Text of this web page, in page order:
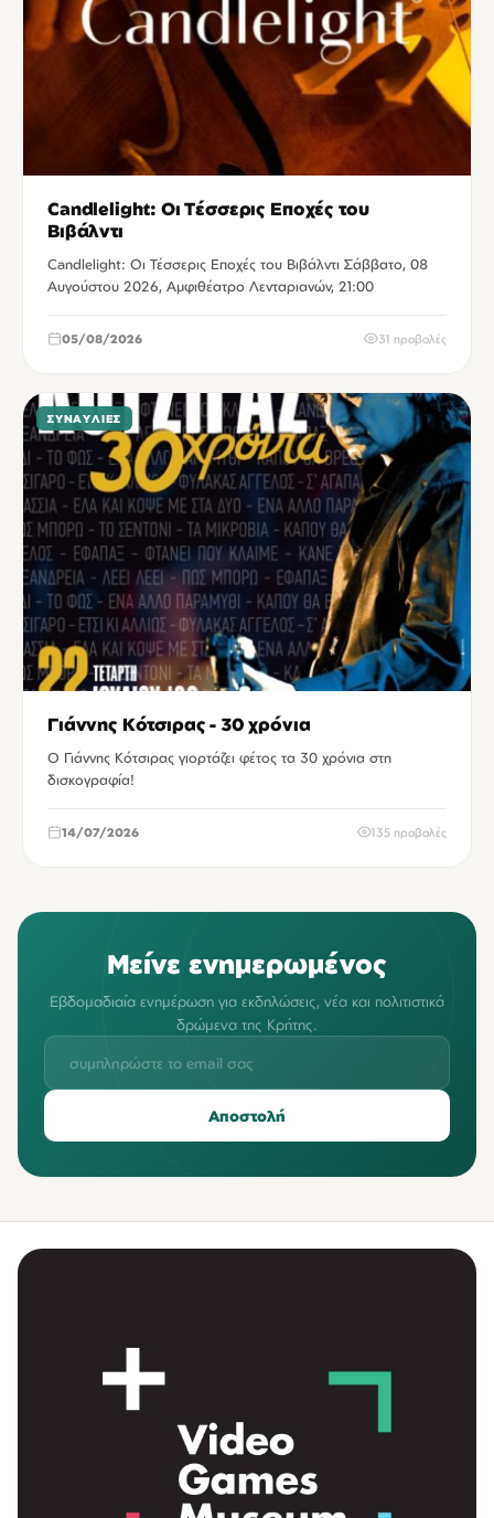
Candlelight: Οι Τέσσερις Εποχές του
Βιβάλντι
Candlelight: Οι Τέσσερις Εποχές του Βιβάλντι Σάββατο, 08
Αυγούστου 2026, Αμφιθέατρο Λενταριανών, 21:00
05/08/2026 31 προβολές
ΣΥΝΑΥΛΊΕΣ
Γιάννης Κότσιρας - 30 χρόνια
Ο Γιάννης Κότσιρας γιορτάζει φέτος τα 30 χρόνια στη
δισκογραφία!
14/07/2026 135 προβολές
Μείνε ενημερωμένος
Εβδομαδιαία ενημέρωση για εκδηλώσεις, νέα και πολιτιστικά
δρώμενα της Κρήτης.
Αποστολή